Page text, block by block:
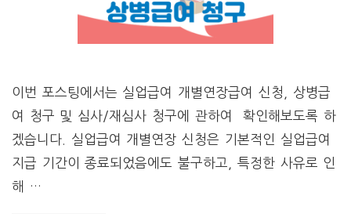
이번 포스팅에서는 실업급여 개별연장급여 신청, 상병급
여 청구 및 심사/재심사 청구에 관하여 확인해보도록 하
겠습니다. 실업급여 개별연장 신청은 기본적인 실업급여
지급 기간이 종료되었음에도 불구하고, 특정한 사유로 인
해 …